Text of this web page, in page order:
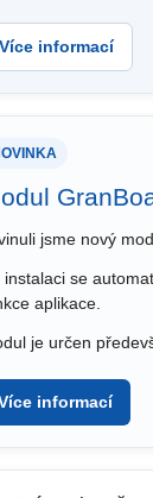
Více informací
jsme nový
instalaci se
aplikace.
je určen
informací